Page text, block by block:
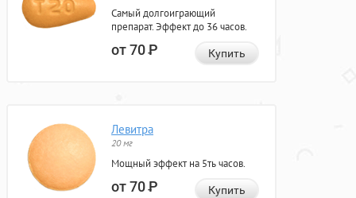
Самый долгоиграющий
препарат. Эффект до 36 часов.
от 70Р Купить
Левитра
20 мг
Мощный эффект на 5ть часов.
от 70Р Купить